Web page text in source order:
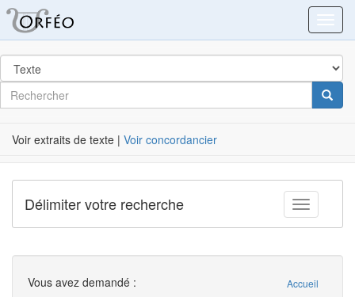
dans
Post
Label
Rechercher
Voir extraits de texte | Voir concordancier
Toggle
Délimiter votre recherche
Recherche Accueil
Vous avez demandé :